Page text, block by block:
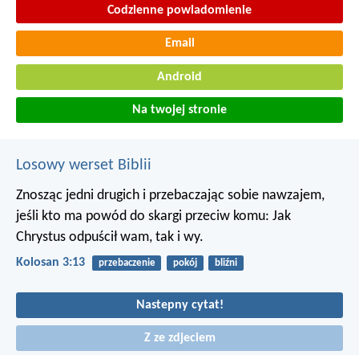
Codzienne powiadomienie
Email
Android
Na twojej stronie
Losowy werset Biblii
Znosząc jedni drugich i przebaczając sobie nawzajem,
jeśli kto ma powód do skargi przeciw komu: Jak
Chrystus odpuścił wam, tak i wy.
Kolosan 3:13 przebaczenie pokój bliźni
Nastepny cytat!
Z ze zdjeciem